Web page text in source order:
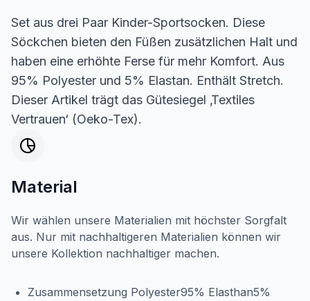
Set aus drei Paar Kinder-Sportsocken. Diese
Söckchen bieten den Füßen zusätzlichen Halt und
haben eine erhöhte Ferse für mehr Komfort. Aus
95% Polyester und 5% Elastan. Enthält Stretch.
Dieser Artikel trägt das Gütesiegel ‚Textiles
Vertrauen‘ (Oeko-Tex).
Material
Wir wählen unsere Materialien mit höchster Sorgfalt
aus. Nur mit nachhaltigeren Materialien können wir
unsere Kollektion nachhaltiger machen.
Zusammensetzung Polyester95% Elasthan5%